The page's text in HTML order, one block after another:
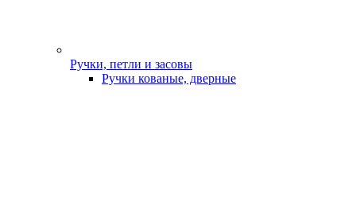
Ручки, петли и засовы
Ручки кованые, дверные